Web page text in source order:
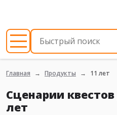
Главная Продукты 11 лет
Сценарии
лет